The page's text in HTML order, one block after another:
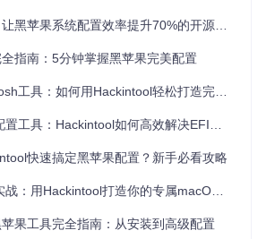
★★★★
★
4K@60Hz
☆
4K@30Hz
★★★☆
2560x1440@60
★★★☆
黑苹果系统配置效率提升70%的开源工具
指南：5分钟掌握黑苹果完美配置
具：如何用Hackintool轻松打造完美黑苹果系统
：Hackintool如何高效解决EFI配置与硬件兼容难题
快速搞定黑苹果配置？新手必看攻略
：用Hackintool打造你的专属macOS系统
果工具完全指南：从安装到高级配置